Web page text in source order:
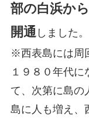
部の白浜か
開通 しました。
※西表島には周
１９８０年代
て、次第に島の
島に人も増え、